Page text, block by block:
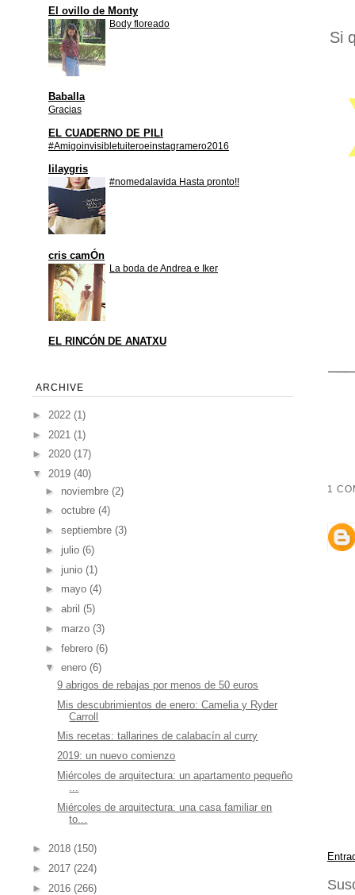
Si
1
El ovillo de Monty
Body floreado
Baballa
Gracias
EL CUADERNO DE PILI
#Amigoinvisibletuiteroeinstagramero2016
lilaygris
#nomedalavida Hasta pronto!!
cris camÓn
La boda de Andrea e Iker
EL RINCÓN DE ANATXU
ARCHIVE
► 2022 (1)
► 2021 (1)
► 2020 (17)
▼ 2019 (40)
► noviembre (2)
► octubre (4)
► septiembre (3)
► julio (6)
► junio (1)
► mayo (4)
► abril (5)
► marzo (3)
► febrero (6)
▼ enero (6)
9 abrigos de rebajas por menos de 50 euros
Mis descubrimientos de enero: Camelia y Ryder
Carroll
Mis recetas: tallarines de calabacín al curry
2019: un nuevo comienzo
Miércoles de arquitectura: un apartamento pequeño
Miércoles de arquitectura: una casa familiar en
to...
► 2018 (150)
► 2017 (224)
► 2016 (266)